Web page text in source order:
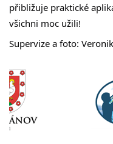
přibližuje praktické
všichni moc užili!
Supervize a foto: